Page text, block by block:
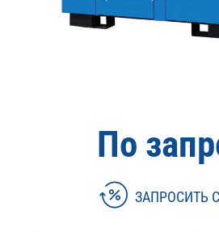
По
ЗАПРОСИТЬ